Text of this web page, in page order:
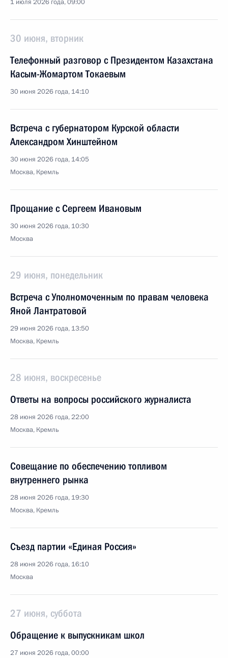
1 июля 2026 года, 09:00
30 июня, вторник
Телефонный разговор с Президентом Казахстана
Касым-Жомартом Токаевым
30 июня 2026 года, 14:10
Встреча с губернатором Курской области
Александром Хинштейном
30 июня 2026 года, 14:05
Москва, Кремль
Прощание с Сергеем Ивановым
30 июня 2026 года, 10:30
Москва
29 июня, понедельник
Встреча с Уполномоченным по правам человека
Яной Лантратовой
29 июня 2026 года, 13:50
Москва, Кремль
28 июня, воскресенье
Ответы на вопросы российского журналиста
28 июня 2026 года, 22:00
Москва, Кремль
Совещание по обеспечению топливом
внутреннего рынка
28 июня 2026 года, 19:30
Москва, Кремль
Съезд партии «Единая Россия»
28 июня 2026 года, 16:10
Москва
27 июня, суббота
Обращение к выпускникам школ
27 июня 2026 года, 00:00